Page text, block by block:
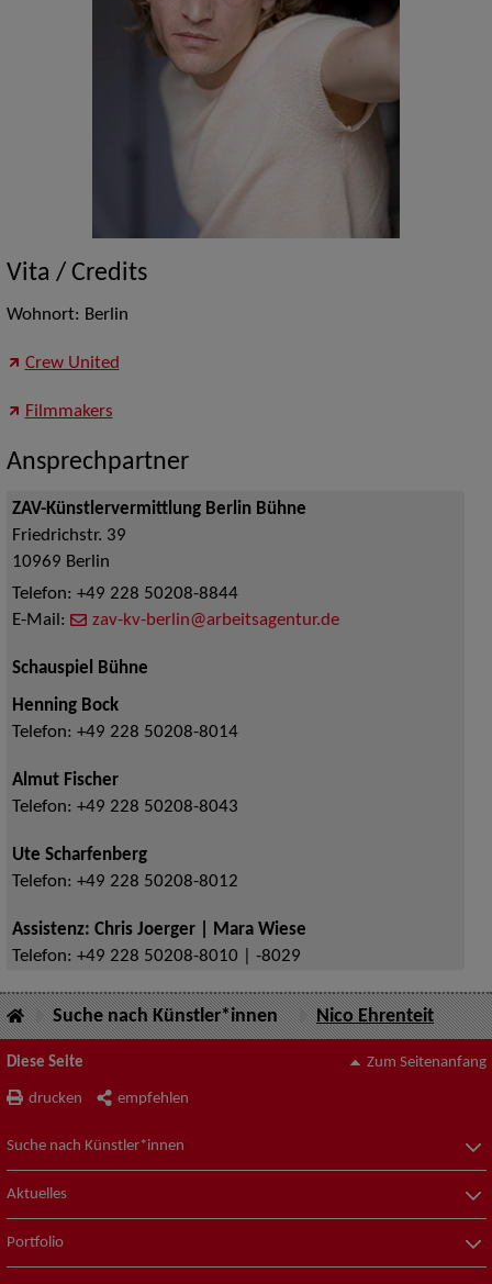
Vita / Credits
Wohnort: Berlin
Crew United
Filmmakers
Ansprechpartner
ZAV-Künstlervermittlung Berlin Bühne
Friedrichstr. 39
10969 Berlin
Telefon: +49 228 50208-8844
E-Mail:
zav-kv-berlin@arbeitsagentur.de
Schauspiel Bühne
Henning Bock
Telefon: +49 228 50208-8014
Almut Fischer
Telefon: +49 228 50208-8043
Ute Scharfenberg
Telefon: +49 228 50208-8012
Assistenz: Chris Joerger | Mara Wiese
Telefon: +49 228 50208-8010 | -8029
Suche nach Künstler*innen Nico Ehrenteit
Diese Seite
drucken empfehlen
Zum Seitenanfang
Suche nach Künstler*innen
Aktuelles
Portfolio